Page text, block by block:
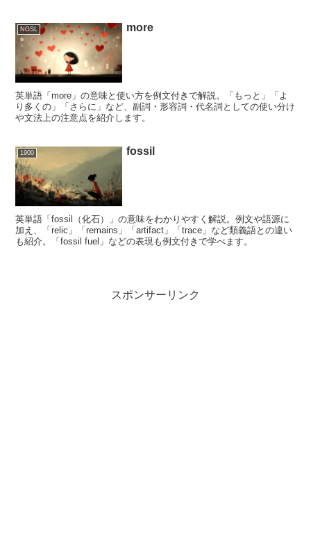
NGSL more
英単語「more」の意味と使い方を例文付きで解説。「もっと」「よ
り多くの」「さらに」など、副詞・形容詞・代名詞としての使い分け
や文法上の注意点を紹介します。
1900 fossil
英単語「fossil（化石）」の意味をわかりやすく解説。例文や語源に
加え、「relic」「remains」「artifact」「trace」など類義語との違い
も紹介。「fossil fuel」などの表現も例文付きで学べます。
スポンサーリンク